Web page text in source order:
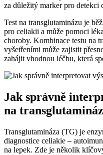
za důležitý marker pro detekci
Test na transglutaminázu je
pro celiakii a může pomoci
choroby. Kombinace testu na
vyšetřeními může zajistit
zahájit vhodnou léčbu, která
Jak správně
na
Transglutamináza (TG) je
diagnostice celiakie –
na lepek. Zde je několik